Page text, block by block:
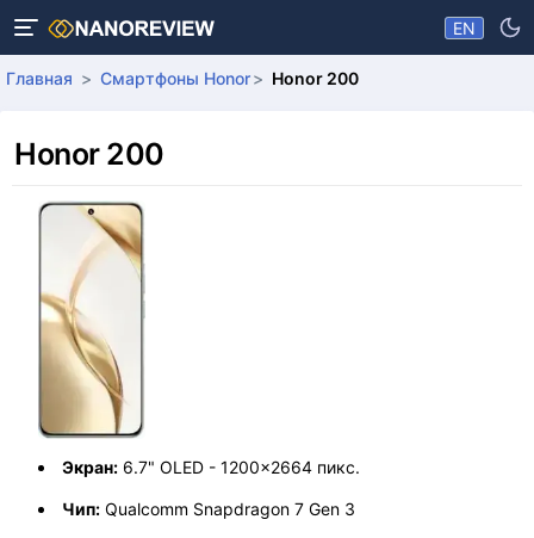
EN
Главная Смартфоны Honor Honor 200
Honor 200
Экран: 6.7" OLED - 1200x2664 пикс.
Чип: Qualcomm Snapdragon 7 Gen 3